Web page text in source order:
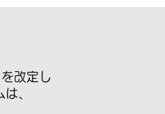
改定し
、